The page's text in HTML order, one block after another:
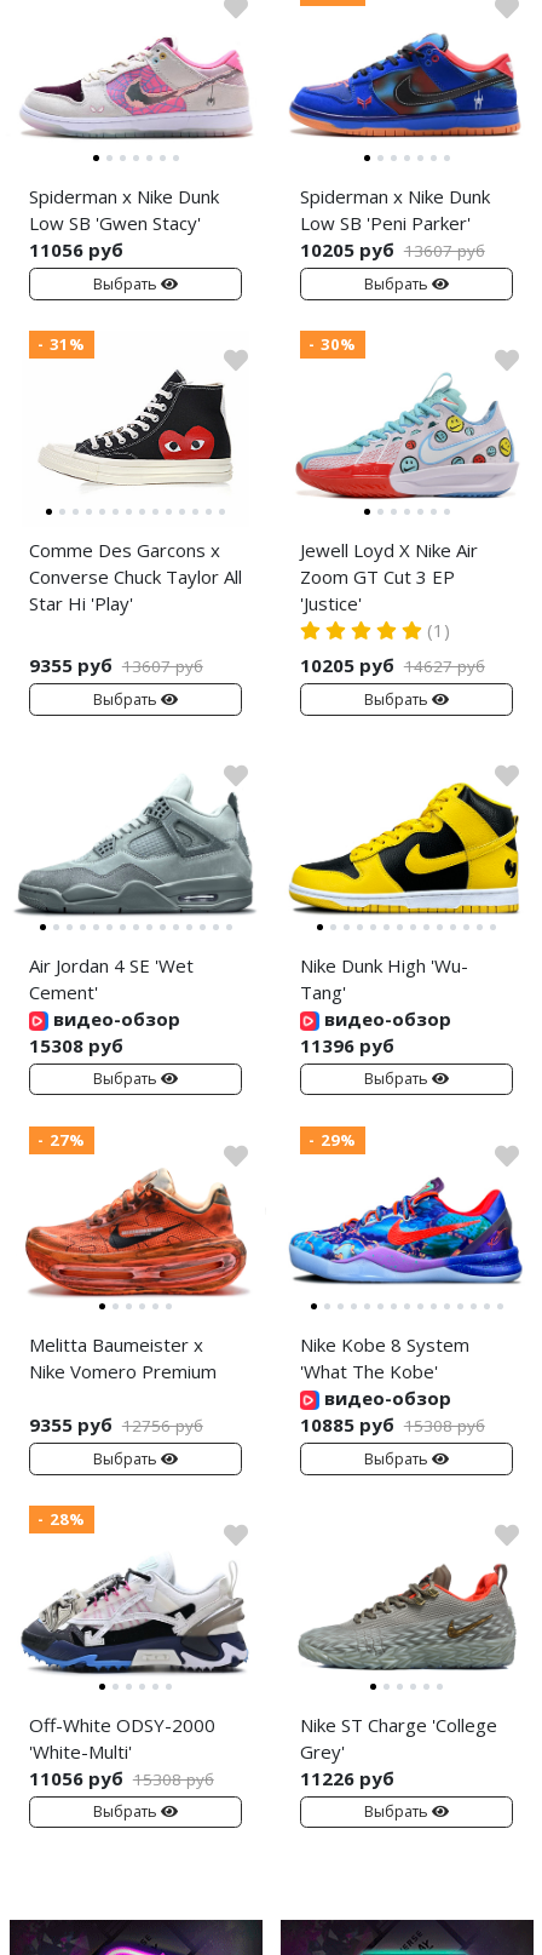
Spiderman x Nike Dunk
Low SB 'Gwen Stacy'
11056 руб
Выбрать
Spiderman x Nike Dunk
Low SB 'Peni Parker'
10205 руб 13607 руб
Выбрать
- 31%
Comme Des Garcons x
Converse Chuck Taylor All
Star Hi 'Play'
9355 руб 13607 руб
Выбрать
- 30%
Jewell Loyd X Nike Air
Zoom GT Cut 3 EP
'Justice'
(1)
10205 руб 14627 руб
Выбрать
Air Jordan 4 SE 'Wet
Cement'
видео-обзор
15308 руб
Выбрать
Nike Dunk High 'Wu-
Tang'
видео-обзор
11396 руб
Выбрать
- 27%
Melitta Baumeister x
Nike Vomero Premium
9355 руб 12756 руб
Выбрать
- 29%
Nike Kobe 8 System
'What The Kobe'
видео-обзор
10885 руб 15308 руб
Выбрать
- 28%
Off-White ODSY-2000
'White-Multi'
11056 руб 15308 руб
Выбрать
Nike ST Charge 'College
Grey'
11226 руб
Выбрать